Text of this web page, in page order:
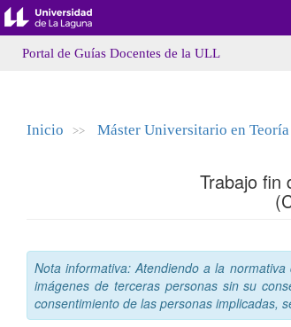
Portal de Guías Docentes de la ULL
Inicio >> Máster Universitario en
Trabajo fin
Nota informativa: Atendiendo a la
imágenes de terceras personas sin su
consentimiento de las personas implicadas,